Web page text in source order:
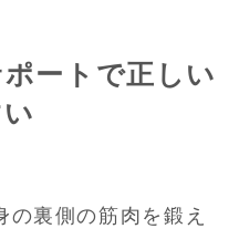
ートで正しい
裏側の筋肉を鍛え